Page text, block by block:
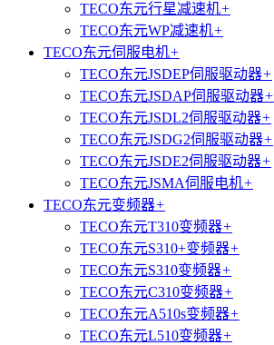
TECO东元行星减速机+
TECO东元WP减速机+
TECO东元伺服电机+
TECO东元JSDEP伺服驱动器+
TECO东元JSDAP伺服驱动器+
TECO东元JSDL2伺服驱动器+
TECO东元JSDG2伺服驱动器+
TECO东元JSDE2伺服驱动器+
TECO东元JSMA伺服电机+
TECO东元变频器+
TECO东元T310变频器+
TECO东元S310+变频器+
TECO东元S310变频器+
TECO东元C310变频器+
TECO东元A510s变频器+
TECO东元L510变频器+